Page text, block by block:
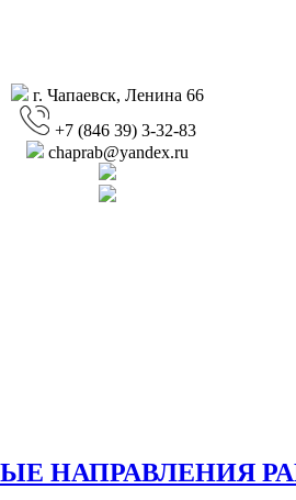
г. Чапаевск, Ленина 66
+7 (846 39) 3-32-83
chaprab@yandex.ru
НАПРАВЛЕНИЯ